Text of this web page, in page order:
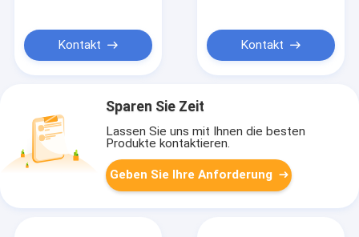
Kontakt Kontakt
Sparen Sie Zeit
Lassen Sie uns mit Ihnen die besten
Produkte kontaktieren.
Geben Sie Ihre Anforderung